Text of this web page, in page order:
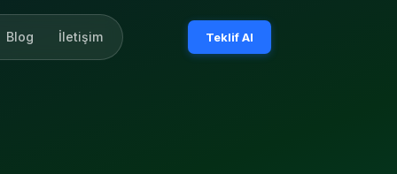
Blog İletişim Teklif Al